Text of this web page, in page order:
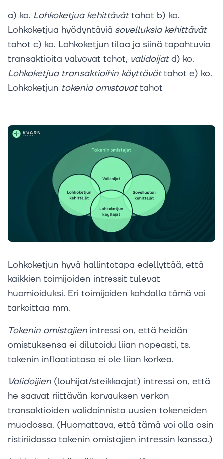
a) ko. Lohkoketjua kehittävättahot b) ko.
Lohkoketjua hyödyntäviä sovelluksia kehittävät
tahot c) ko. Lohkoketjun tilaa ja siinä tapahtuvia
transaktioita valvovat tahot, validoijatd) ko.
Lohkoketjua transaktioihin käyttävättahot e) ko.
Lohkoketjun tokenia omistavattahot
Lohkoketjun hyvä hallintotapa edellyttää, että
kaikkien toimijoiden intressit tulevat
huomioiduksi. Eri toimijoiden kohdalla tämä voi
tarkoittaa mm.
Tokenin omistajien intressi on, että heidän
omistuksensa ei dilutoidu liian nopeasti, ts.
tokenin inflaatiotaso ei ole liian korkea.
Validoijien (louhijat/steikkaajat) intressi on, että
he saavat riittävän korvauksen verkon
transaktioiden validoinnista uusien tokeneiden
muodossa. (Huomattava, että tämä voi olla osin
ristiriidassa tokenin omistajien intressin kanssa.)